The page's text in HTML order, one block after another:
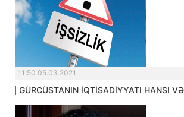
11:50 05.03.2021
GÜRCÜSTANIN İQTİSADİYYATI HANSI